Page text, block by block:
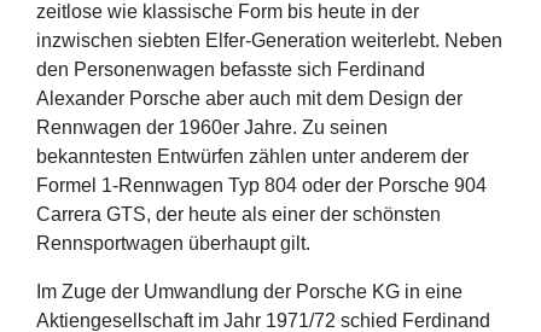
zeitlose wie klassische Form bis heute in der
inzwischen siebten Elfer-Generation weiterlebt. Neben
den Personenwagen befasste sich Ferdinand
Alexander Porsche aber auch mit dem Design der
Rennwagen der 1960er Jahre. Zu seinen
bekanntesten Entwürfen zählen unter anderem der
Formel 1-Rennwagen Typ 804 oder der Porsche 904
Carrera GTS, der heute als einer der schönsten
Rennsportwagen überhaupt gilt.
Im Zuge der Umwandlung der Porsche KG in eine
Aktiengesellschaft im Jahr 1971/72 schied Ferdinand